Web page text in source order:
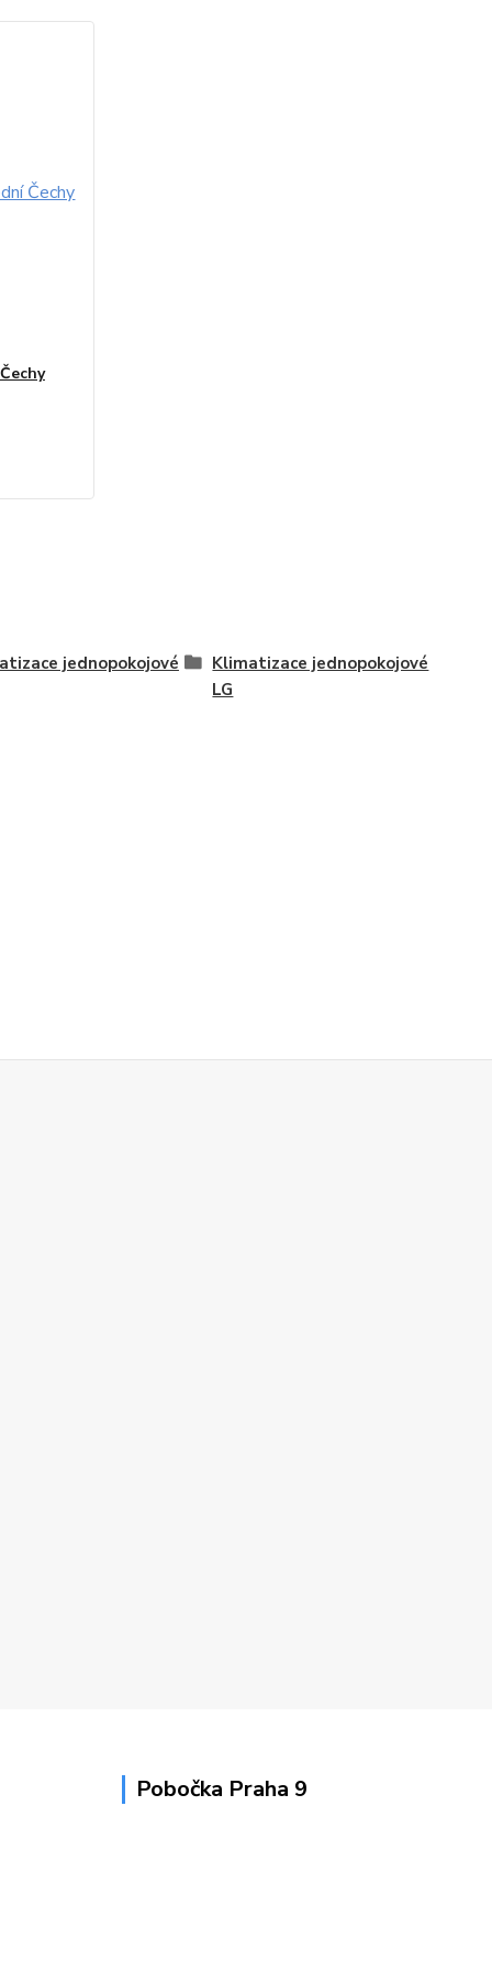
jednopokojové
Klimatizace jednopokojové
LG
Pobočka Praha 9